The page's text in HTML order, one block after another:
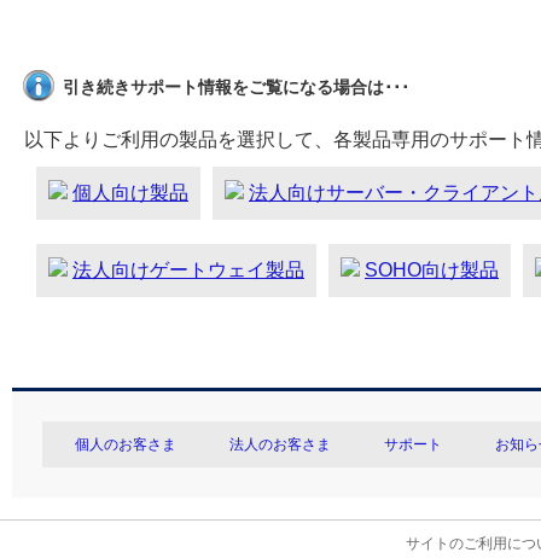
引き続きサポート情報をご覧になる場合は･･･
以下よりご利用の製品を選択して、各製品専用のサポート
個人向け製品 法人向けサーバー・クライアン
法人向けゲートウェイ製品 SOHO向け製品
個人のお客さま 法人のお客さま サポート お知
サイトのご利用につ